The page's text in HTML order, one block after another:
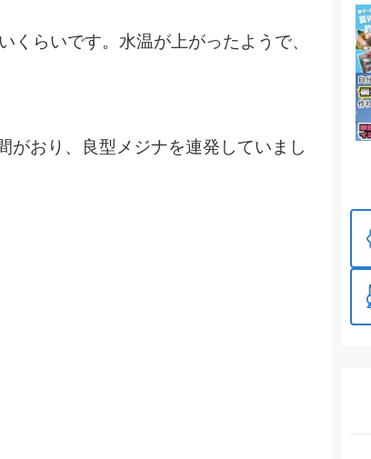
らいです。水温が上がったようで、
がおり、良型メジナを連発していまし